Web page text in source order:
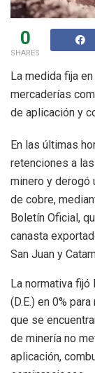
0
SHARES
La medida fija
mercaderías
de aplicación y
En las últimas
retenciones a
minero y derogó
de cobre,
Boletín Oficial,
canasta
San Juan y
La normativa fijó
(D.E.) en 0%
que se
de minería no
aplicación,